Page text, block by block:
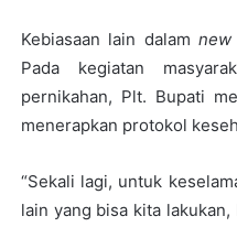
Kebiasaan lain dalamnew
Pada kegiatan
pernikahan, Plt. Bupati
menerapkan protokol
“Sekali lagi, untuk
lain yang bisa kita